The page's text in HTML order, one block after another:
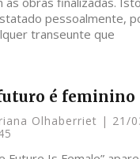
pessoalmente,
transeunte que
é feminino
Olhaberriet
21/